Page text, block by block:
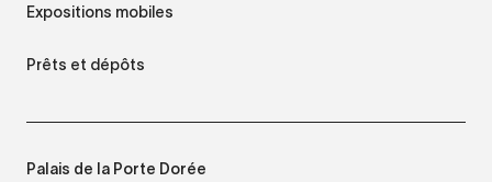
Expositions mobiles
Prêts et dépôts
Palais de la Porte Dorée